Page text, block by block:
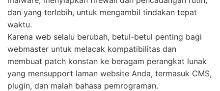
dan yang terlebih, untuk mengambil tindakan tepat
waktu.
Karena web selalu berubah, betul-betul penting bagi
webmaster untuk melacak kompatibilitas dan
membuat patch konstan ke beragam perangkat lunak
yang mensupport laman website Anda, termasuk CMS,
plugin, dan malah bahasa pemrograman.